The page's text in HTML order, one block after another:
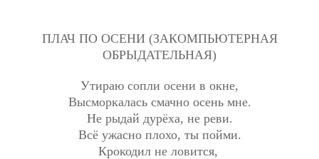
ПЛАЧ ПО ОСЕНИ (ЗАКОМПЬЮТЕРНАЯ
ОБРЫДАТЕЛЬНАЯ)
Утираю сопли осени в окне,
Высморкалась смачно осень мне.
Не рыдай дурёха, не реви.
Всё ужасно плохо, ты пойми.
Крокодил не ловится,